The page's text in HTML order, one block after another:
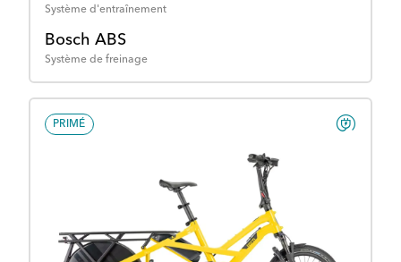
Système d'entraînement
Bosch ABS
Système de freinage
PRIMÉ